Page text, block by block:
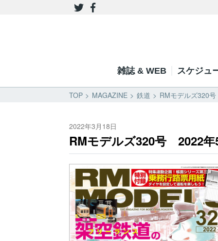
雑誌 & WEB スケジュ
TOP MAGAZINE 鉄道 RMモデルズ320
2022年3月18日
RMモデルズ320号 2022年